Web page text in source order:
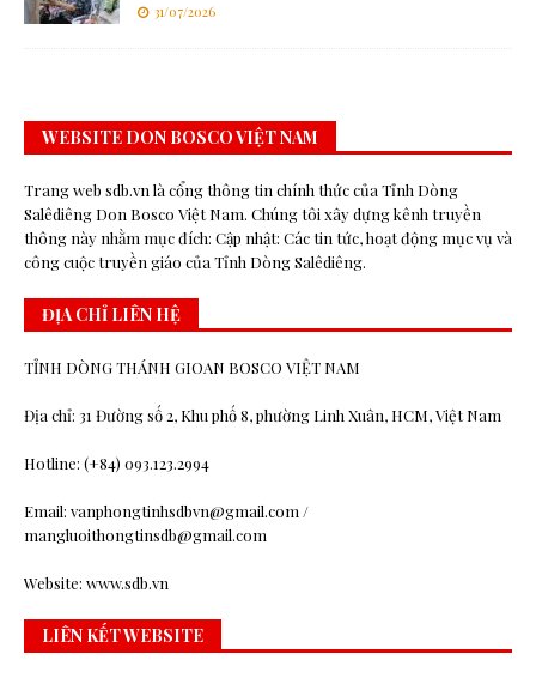
31/07/2026
WEBSITE DON BOSCO VIỆT NAM
Trang web sdb.vn là cổng thông tin chính thức của Tỉnh Dòng
Salêdiêng Don Bosco Việt Nam. Chúng tôi xây dựng kênh truyền
thông này nhằm mục đích: Cập nhật: Các tin tức, hoạt động mục vụ và
công cuộc truyền giáo của Tỉnh Dòng Salêdiêng.
ĐỊA CHỈ LIÊN HỆ
TỈNH DÒNG THÁNH GIOAN BOSCO VIỆT NAM
Địa chỉ: 31 Đường số 2, Khu phố 8, phường Linh Xuân, HCM, Việt Nam
Hotline: (+84) 093.123.2994
Email: vanphongtinhsdbvn@gmail.com /
mangluoithongtinsdb@gmail.com
Website: www.sdb.vn
LIÊN KẾT WEBSITE